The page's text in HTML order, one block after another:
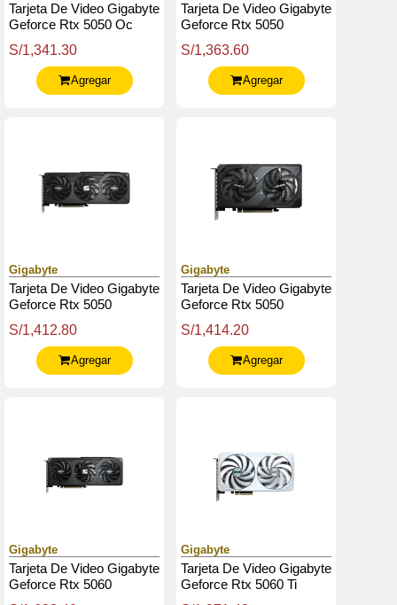
Tarjeta De Video Gigabyte
Geforce Rtx 5050 Oc
Gddr6, Pcie Gen 5.0
S/1,341.30
Agregar
Tarjeta De Video Gigabyte
Geforce Rtx 5050
8Gb Gddr6, Pcie 5.0
S/1,363.60
Agregar
Gigabyte
Tarjeta De Video Gigabyte
Geforce Rtx 5050
Gddr6, Pcie Gen 5.0
S/1,412.80
Agregar
Gigabyte
Tarjeta De Video Gigabyte
Geforce Rtx 5050
Gddr6, Pcie Gen 5.0
S/1,414.20
Agregar
Gigabyte
Tarjeta De Video Gigabyte
Geforce Rtx 5060
Gigabyte
Tarjeta De Video Gigabyte
Geforce Rtx 5060 Ti